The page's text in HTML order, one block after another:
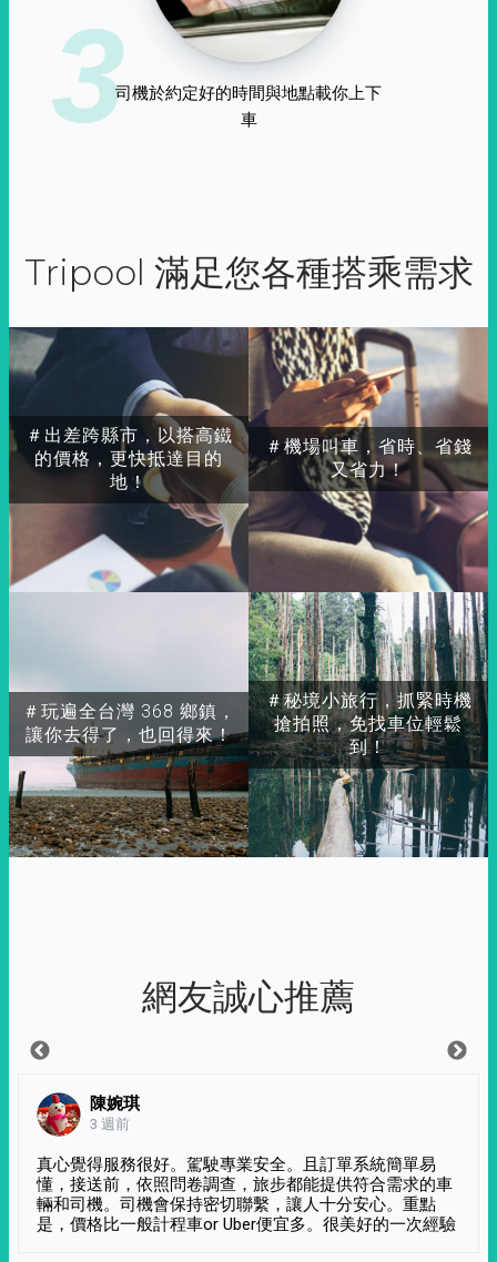
3司機於約定好的時間與地點載你上下
車
Tripool 滿足您各種搭乘需求
＃出差跨縣市，以搭高鐵
的價格，更快抵達目的
地！
＃玩遍全台灣 368 鄉鎮，
讓你去得了，也回得來！
＃秘境小旅行，抓緊時機
搶拍照，免找車位輕鬆
到！
＃機場叫車，省時、省錢
又省力！
網友誠心推薦
陳婉琪
3 週前
真心覺得服務很好。駕駛專業安全。且訂單系統簡單易
懂，接送前，依照問卷調查，旅步都能提供符合需求的車
輛和司機。司機會保持密切聯繫，讓人十分安心。重點
是，價格比一般計程車or Uber便宜多。很美好的一次經驗